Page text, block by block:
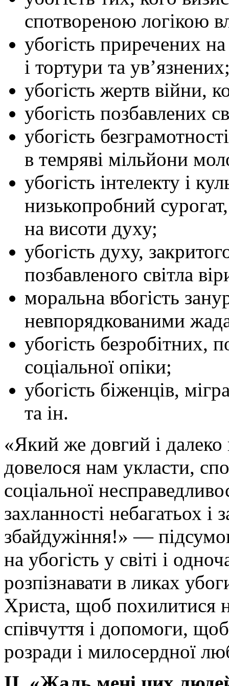
спотвореною логікою
убогість приречених
і тортури та
убогість жертв війни,
убогість позбавлених
убогість
в темряві мільйони
убогість інтелекту і
низькопробний
на висоти духу;
убогість духу,
позбавленого світла
моральна вбогість
невпорядкованими
убогість безробітних,
соціальної опіки;
убогість біженців,
та ін.
«Який же довгий і
довелося нам укласти,
соціальної
захланності небагатьох
збайдужіння!» —
на убогість у світі і
розпізнавати в ликах
Христа, щоб похилитися
співчуття і допомоги,
розради і милосердної